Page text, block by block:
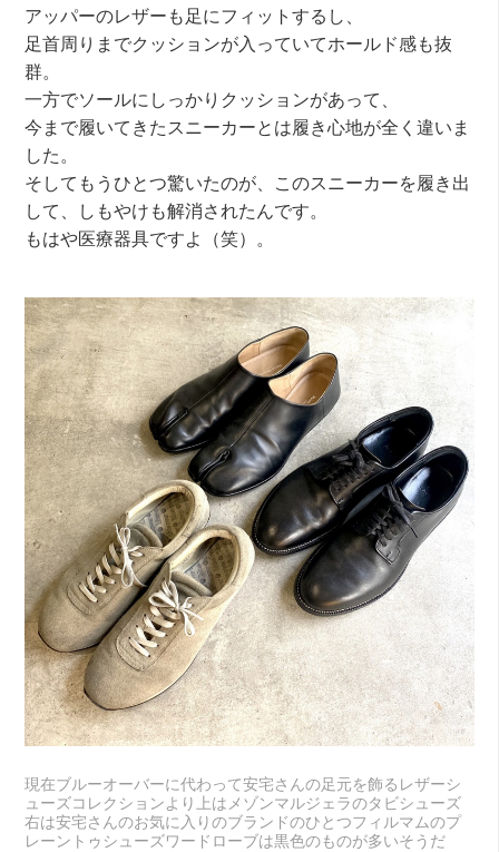
アッパーのレザーも足にフィットするし、
足首周りまでクッションが入っていてホールド感も抜
群。
一方でソールにしっかりクッションがあって、
今まで履いてきたスニーカーとは履き心地が全く違いま
した。
そしてもうひとつ驚いたのが、このスニーカーを履き出
して、しもやけも解消されたんです。
もはや医療器具ですよ（笑）。
現在ブルーオーバーに代わって安宅さんの足元を飾るレザーシ
ューズコレクションより上はメゾンマルジェラのタビシューズ
右は安宅さんのお気に入りのブランドのひとつフィルマムのプ
レーントゥシューズワードローブは黒色のものが多いそうだ